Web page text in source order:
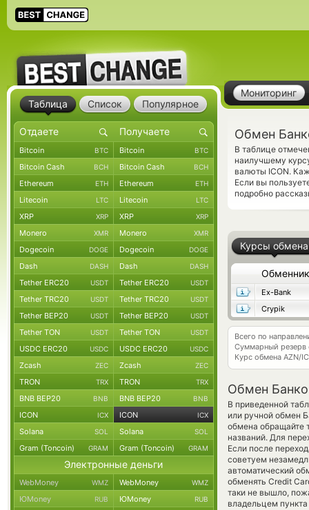
Мониторинг
Обмен
В таблице
наилучшему
валюты ICON.
Если вы
подробно
Курсы обмена
Обменник
Ex-Bank
Crypik
Всего по
Суммарный резерв
Курс обмена AZN/
Обмен
В приведенной
или ручной обмен
обмена обращайте
названий. Для
Если после
советуем
автоматический
обменять Credit
таки не вышло,
владельцем
Таблица Список Популярное
Bitcoin BTC Bitcoin BTC
Bitcoin Cash BCH Bitcoin Cash BCH
Ethereum ETH Ethereum ETH
Litecoin LTC Litecoin LTC
XRP XRP XRP XRP
Monero XMR Monero XMR
Dogecoin DOGE Dogecoin DOGE
Dash DASH Dash DASH
Tether ERC20 USDT Tether ERC20 USDT
Tether TRC20 USDT Tether TRC20 USDT
Tether BEP20 USDT Tether BEP20 USDT
Tether TON USDT Tether TON USDT
USDC ERC20 USDC USDC ERC20 USDC
Zcash ZEC Zcash ZEC
TRON TRX TRON TRX
BNB BEP20 BNB BNB BEP20 BNB
ICON ICX ICON ICX
Solana SOL Solana SOL
Gram (Toncoin) GRAM Gram (Toncoin) GRAM
Электронные деньги
WebMoney WMZ WebMoney WMZ
ЮMoney RUB ЮMoney RUB